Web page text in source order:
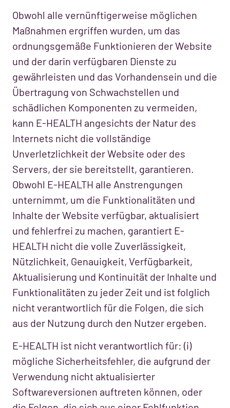
Obwohl alle vernünftigerweise möglichen
Maßnahmen ergriffen wurden, um das
ordnungsgemäße Funktionieren der Website
und der darin verfügbaren Dienste zu
gewährleisten und das Vorhandensein und die
Übertragung von Schwachstellen und
schädlichen Komponenten zu vermeiden,
kann E-HEALTH angesichts der Natur des
Internets nicht die vollständige
Unverletzlichkeit der Website oder des
Servers, der sie bereitstellt, garantieren.
Obwohl E-HEALTH alle Anstrengungen
unternimmt, um die Funktionalitäten und
Inhalte der Website verfügbar, aktualisiert
und fehlerfrei zu machen, garantiert E-
HEALTH nicht die volle Zuverlässigkeit,
Nützlichkeit, Genauigkeit, Verfügbarkeit,
Aktualisierung und Kontinuität der Inhalte und
Funktionalitäten zu jeder Zeit und ist folglich
nicht verantwortlich für die Folgen, die sich
aus der Nutzung durch den Nutzer ergeben.
E-HEALTH ist nicht verantwortlich für: (i)
mögliche Sicherheitsfehler, die aufgrund der
Verwendung nicht aktualisierter
Softwareversionen auftreten können, oder